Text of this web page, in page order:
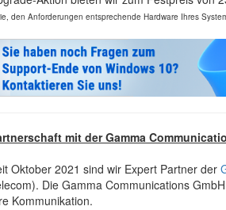
den Anforderungen entsprechende Hardware Ihres
mit der Gamma
Oktober 2021 sind wir Expert Partner der
Die Gamma Communications
Kommunikation.